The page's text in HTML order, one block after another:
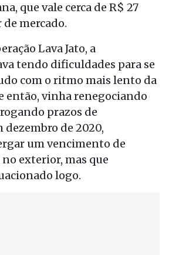
que vale cerca de R$ 27
mercado.
Lava Jato, a
tendo dificuldades para se
com o ritmo mais lento da
então, vinha renegociando
prazos de
dezembro de 2020,
um vencimento de
exterior, mas que
logo.